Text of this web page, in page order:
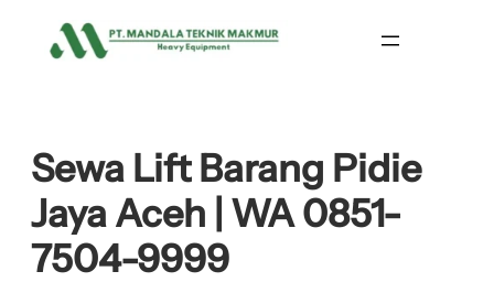
Sewa Lift Barang Pidie
Jaya Aceh | WA 0851-
7504-9999